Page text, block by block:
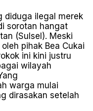
diduga ilegal merek
sorotan hangat
(Sulsel). Meski
pihak Bea Cukai
ini kini justru
wilayah
warga mulai
dirasakan setelah